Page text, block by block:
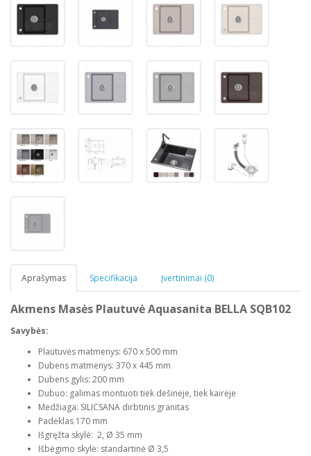
Aprašymas Specifikacija Įvertinimai (0)
Akmens Masės Plautuvė Aquasanita BELLA SQB102
Savybės:
Plautuvės matmenys: 670 x 500 mm
Dubens matmenys: 370 x 445 mm
Dubens gylis: 200 mm
Dubuo: galimas montuoti tiek dešinėje, tiek kairėje
Medžiaga: SILICSANA dirbtinis granitas
Padėklas 170 mm
Išgręžta skylė: 2, Ø 35 mm
Išbėgimo skylė: standartinė Ø 3,5